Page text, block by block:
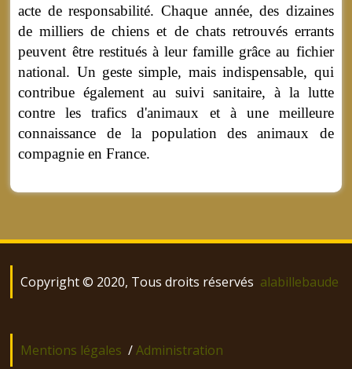
acte de responsabilité. Chaque année, des dizaines
de milliers de chiens et de chats retrouvés errants
peuvent être restitués à leur famille grâce au fichier
national. Un geste simple, mais indispensable, qui
contribue également au suivi sanitaire, à la lutte
contre les trafics d'animaux et à une meilleure
connaissance de la population des animaux de
compagnie en France.
Copyright © 2020, Tous droits réservés alabillebaude
Mentions légales /Administration